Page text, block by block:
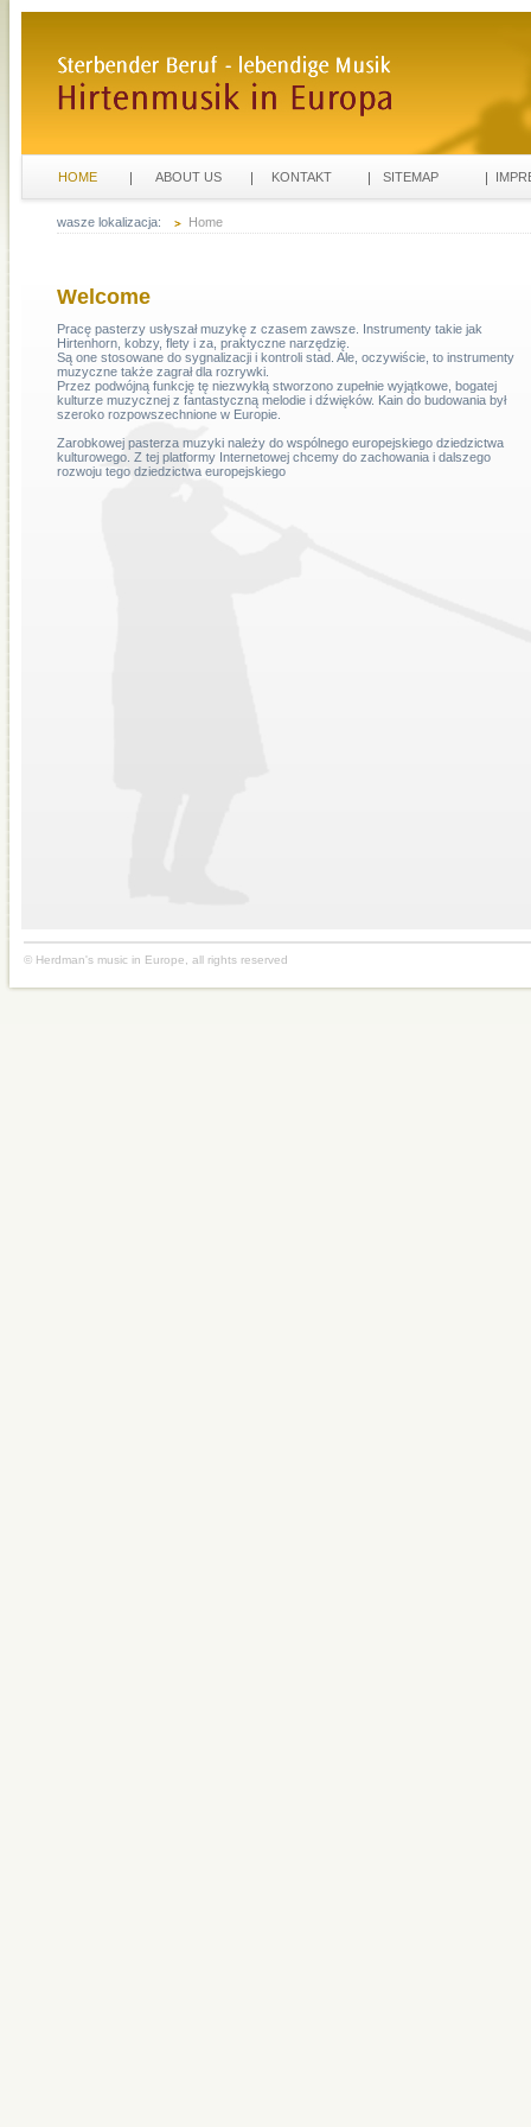
HOME ABOUT US KONTAKT SITEMAP
wasze lokalizacja: Home
Welcome
Pracę pasterzy usłyszał muzykę z czasem zawsze. Instrumenty takie jak
Hirtenhorn, kobzy, flety i za, praktyczne narzędzię.
Są one stosowane do sygnalizacji i kontroli stad. Ale, oczywiście, to instrumenty
muzyczne także zagrał dla rozrywki.
Przez podwójną funkcję tę niezwykłą stworzono zupełnie wyjątkowe, bogatej
kulturze muzycznej z fantastyczną melodie i dźwięków. Kain do budowania był
szeroko rozpowszechnione w Europie.
Zarobkowej pasterza muzyki należy do wspólnego europejskiego dziedzictwa
kulturowego. Z tej platformy Internetowej chcemy do zachowania i dalszego
rozwoju tego dziedzictwa europejskiego
© Herdman's music in Europe, all rights reserved